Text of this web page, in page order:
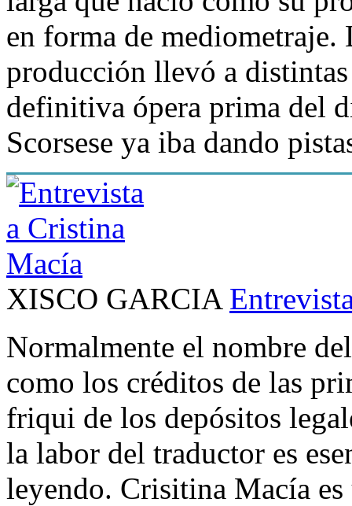
en forma de
producción llevó a
definitiva ópera prima del
Scorsese ya iba dando
XISCO GARCIA
Normalmente el nombre
como los créditos de las
friqui de los depósitos
la labor del traductor es
leyendo. Crisitina Macía